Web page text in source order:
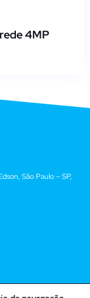
4MP
São Paulo – SP,